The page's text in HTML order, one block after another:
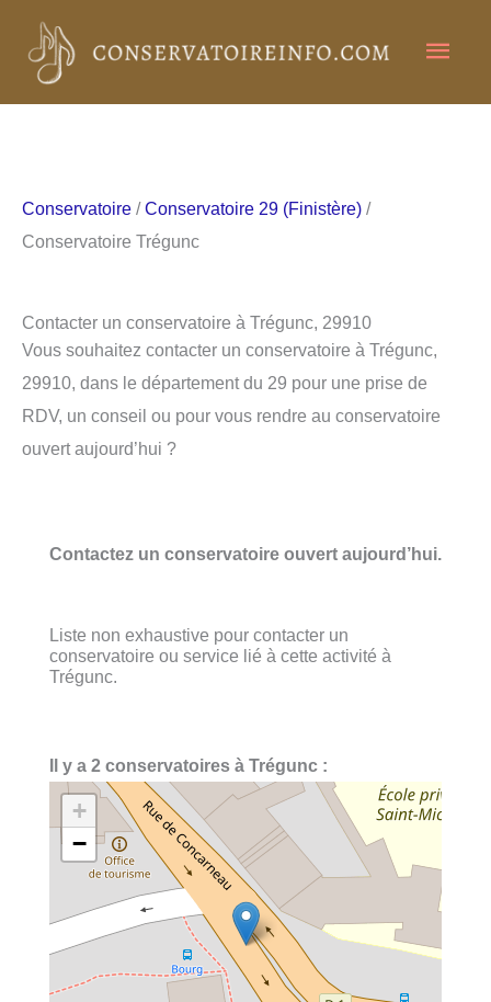
contenu
Conservatoire /Conservatoire 29 (Finistère) /
Conservatoire Trégunc
Contacter un conservatoire à Trégunc, 29910
Vous souhaitez contacter un conservatoire à Trégunc,
29910, dans le département du 29 pour une prise de
RDV, un conseil ou pour vous rendre au conservatoire
ouvert aujourd’hui ?
Contactez un conservatoire ouvert aujourd’hui.
Liste non exhaustive pour contacter un
conservatoire ou service lié à cette activité à
Trégunc.
Il y a 2 conservatoires à Trégunc :
+
−